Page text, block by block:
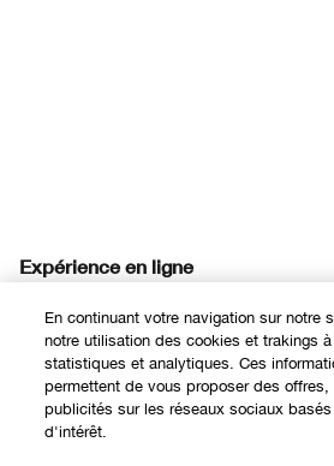
Expérience en ligne
Offres
Points de Vente
Programme de Fidélité
En continuant votre navigation sur notre
notre utilisation des cookies et trakings
statistiques et analytiques. Ces
permettent de vous proposer des offres,
publicités sur les réseaux sociaux
d'intérêt.